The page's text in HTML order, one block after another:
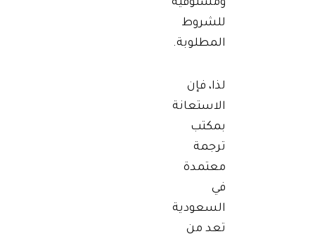
ومستوفية
للشروط
المطلوبة.
لذا، فإن
الاستعانة
بمكتب
ترجمة
معتمدة
في
السعودية
تعد من